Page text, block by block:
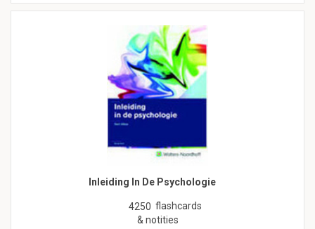
Inleiding In De Psychologie
4250 flashcards
& notities